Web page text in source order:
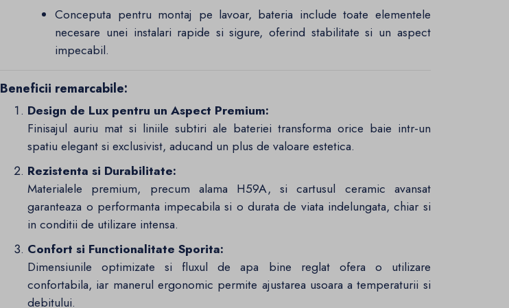
Conceputa pentru montaj pe lavoar, bateria include toate elementele
necesare unei instalari rapide si sigure, oferind stabilitate si un aspect
impecabil.
Beneficii remarcabile:
Design de Lux pentru un Aspect Premium:
Finisajul auriu mat si liniile subtiri ale bateriei transforma orice baie intr-un
spatiu elegant si exclusivist, aducand un plus de valoare estetica.
Rezistenta si Durabilitate:
Materialele premium, precum alama H59A, si cartusul ceramic avansat
garanteaza o performanta impecabila si o durata de viata indelungata, chiar si
in conditii de utilizare intensa.
Confort si Functionalitate Sporita:
Dimensiunile optimizate si fluxul de apa bine reglat ofera o utilizare
confortabila, iar manerul ergonomic permite ajustarea usoara a temperaturii si
debitului.